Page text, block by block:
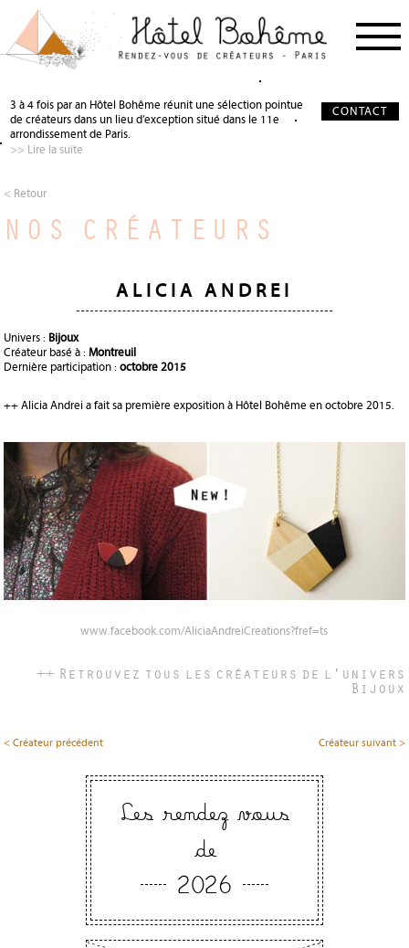
NOS CRÉATEURS
PRESSE
QUI SOMMES-NOUS ?
SALON DE THÉ
DEVENIR PARTENAIRE
3 à 4 fois par an Hôtel Bohême réunit une sélection pointue
de créateurs dans un lieu d’exception situé dans le 11e
arrondissement de Paris.
>> Lire la suite
CONTACT
< Retour
NOS CRÉATEURS
ALICIA ANDREI
Univers : Bijoux
Créateur basé à :Montreuil
Dernière participation :octobre 2015
++ Alicia Andrei a fait sa première exposition à Hôtel Bohême en octobre 2015.
www.facebook.com/AliciaAndreiCreations?fref=ts
++ Retrouvez tous les créateurs de l'univers
Bijoux
< Créateur précédent Créateur suivant >
Les rendez vous
de
2026